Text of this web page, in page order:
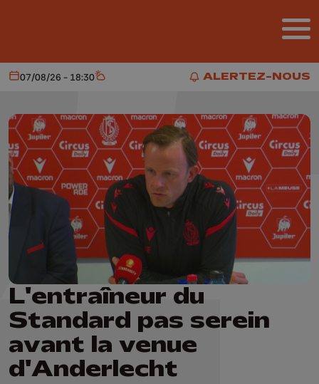
ALERTEZ-NOUS
ALERTEZ-NOUS
Aujourd'hui
07/08/26 - 18:30 Météo
L'entraîneur du
Standard pas serein
avant la venue
d'Anderlecht